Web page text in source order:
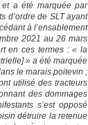
et a été marquée par
d’ordre de SLT ayant
à l’ensablement
2021 au 26 mars
en ces termes : « la
» a été marquée
le marais poitevin ;
utilisé des tracteurs
des dommages
s’est opposé
détruire la retenue